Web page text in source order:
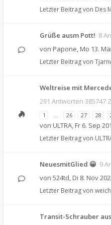
Letzter Beitrag von Des
Grüße ausm Pott! 8
von Papone, Mo 13.
Letzter Beitrag von
Weltreise mit
291 Antworten 385747
1 … 26 27 28
von ULTRA, Fr 6. Sep
Letzter Beitrag von
NeuesmitGlied 😀 9
von 524td, Di 8. Nov
Letzter Beitrag von
Transit-Schrauber